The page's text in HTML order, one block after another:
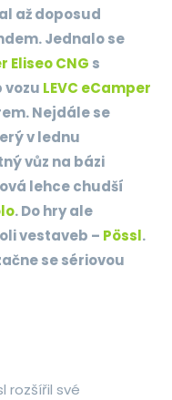
až doposud
Jednalo se
Eliseo CNG s
vozu LEVC eCamper
Nejdále se
v lednu
vůz na bázi
lehce chudší
. Do hry ale
vestaveb – Pössl.
se sériovou
rozšířil své